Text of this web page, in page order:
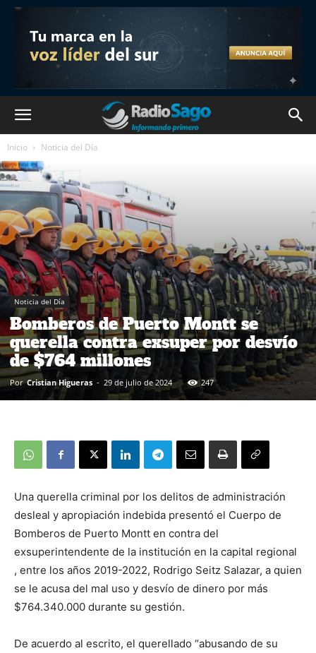
Inicio Noticia del Día
Noticia del Día
Bomberos de Puerto Montt se
querella contra exsuper por desvío
de $764 millones
Por Cristian Higueras - 29 de julio de 2024 247
Una querella criminal por los delitos de administración
desleal y apropiación indebida presentó el Cuerpo de
Bomberos de Puerto Montt en contra del
exsuperintendente de la institución en la capital regional
, entre los años 2019-2022, Rodrigo Seitz Salazar, a quien
se le acusa del mal uso y desvío de dinero por más
$764.340.000 durante su gestión.
De acuerdo al escrito, el querellado “abusando de su